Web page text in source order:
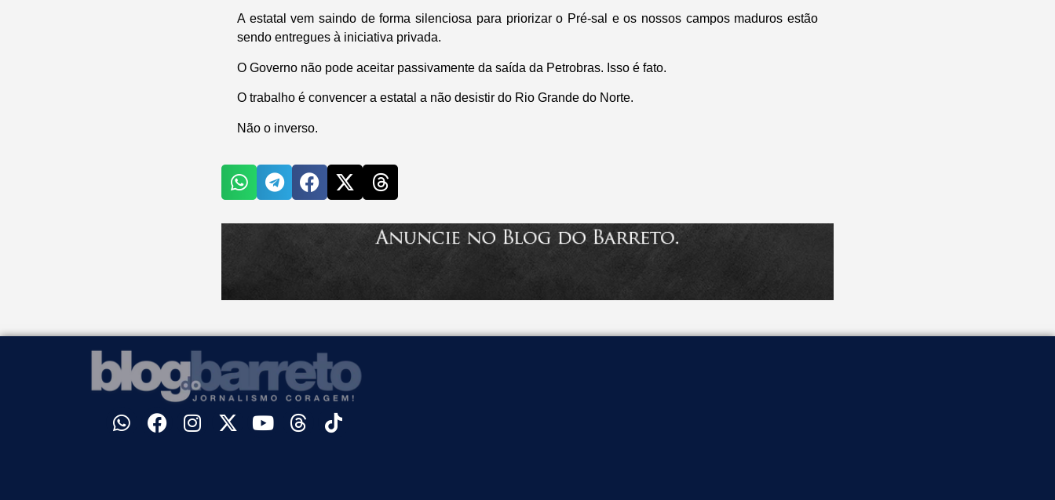
A estatal vem saindo de forma silenciosa para priorizar o Pré-sal e os nossos campos maduros estão
sendo entregues à iniciativa privada.
O Governo não pode aceitar passivamente da saída da Petrobras. Isso é fato.
O trabalho é convencer a estatal a não desistir do Rio Grande do Norte.
Não o inverso.